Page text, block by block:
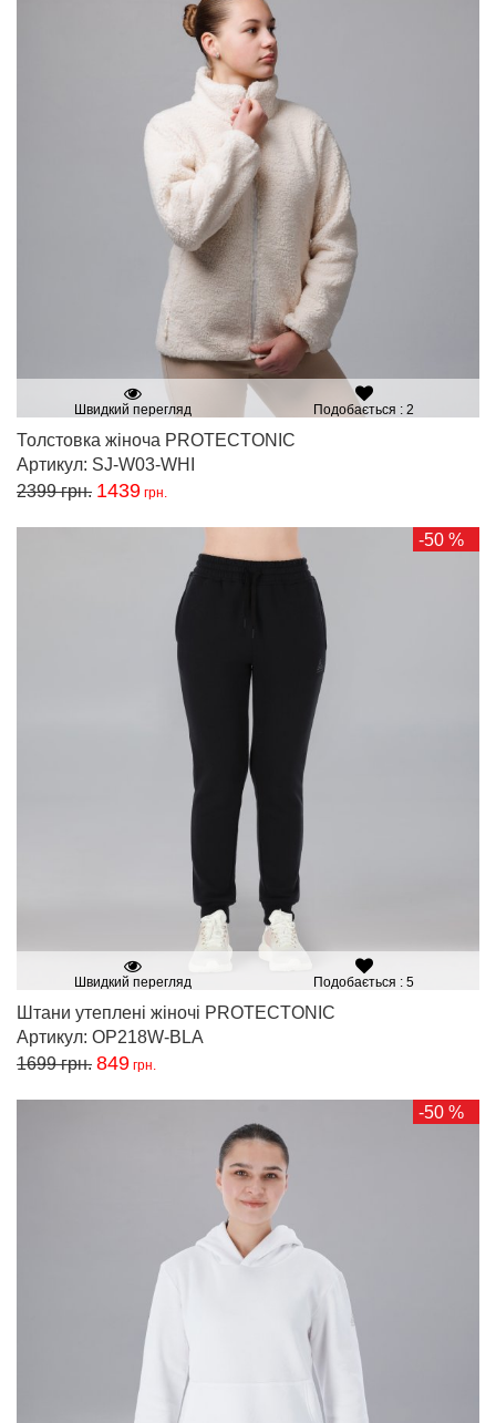
Швидкий перегляд Подобається : 2
Толстовка жіноча PROTECTONIC
Артикул: SJ-W03-WHI
2399грн. 1439 грн.
-50 %
Швидкий перегляд Подобається : 5
Штани утеплені жіночі PROTECTONIC
Артикул: OP218W-BLA
1699грн. 849 грн.
-50 %